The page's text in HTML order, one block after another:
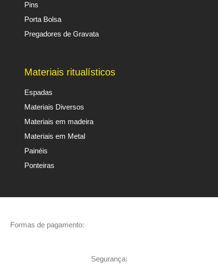
Pins
Porta Bolsa
Pregadores de Gravata
Materiais ritualísticos
Espadas
Materiais Diversos
Materiais em madeira
Materiais em Metal
Painéis
Ponteiras
Formas de pagamento:
Segurança: